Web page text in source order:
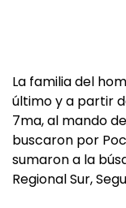
La familia del
último y a partir
7ma, al mando
buscaron por
sumaron a la
Regional Sur,